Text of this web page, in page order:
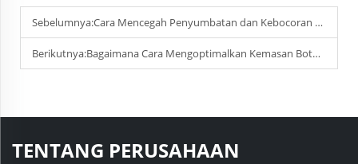
Sebelumnya:Cara Mencegah Penyumbatan dan Kebocoran Botol Lotion agar Penggunaan Lancar
Berikutnya:Bagaimana Cara Mengoptimalkan Kemasan Botol Plastik untuk Pengiriman dan Penyimpanan?
TENTANG PERUSAHAAN